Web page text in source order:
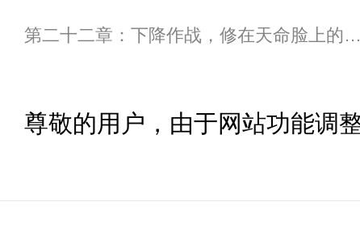
第二十二章：下降作战，修在天命脸上的防御塔！
尊敬的用户，由于网站功能调